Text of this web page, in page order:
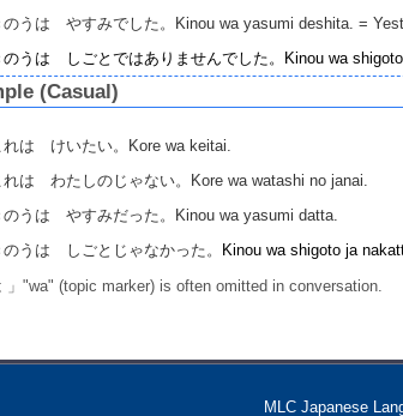
のうは やすみでした。Kinou wa yasumi deshita. =
のうは しごとではありませんでした。Kinou wa
(Casual)
れは けいたい。Kore wa keitai.
れは わたしのじゃない。Kore wa watashi no janai.
のうは やすみだった。Kinou wa yasumi datta.
のうは しごとじゃなかった。
Kinou wa shigoto ja
」"wa" (topic marker) is often omitted in conversation.
MLC Japanese